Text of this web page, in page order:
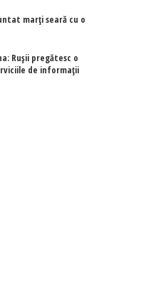
marţi seară cu o
Rușii pregătesc o
de informații